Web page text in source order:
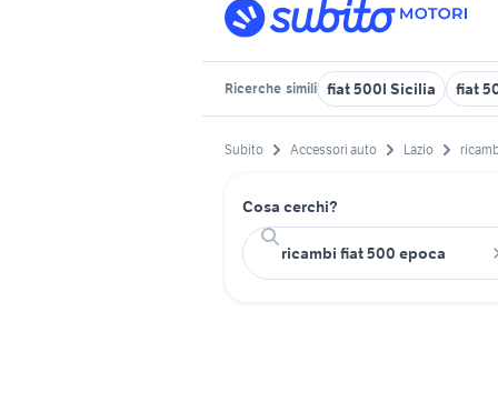
Ricerche simili fiat 500l Sicilia fiat
Subito Accessori auto Lazio
Cosa cerchi?